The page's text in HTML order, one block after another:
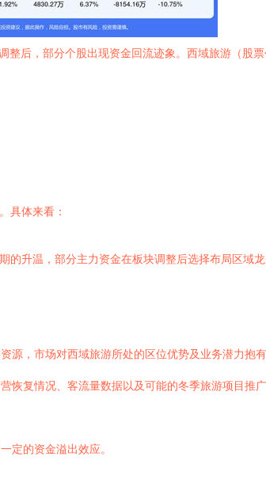
后，部分个股出现资金回流迹象。西域旅游（股
具体来看：
升温，部分主力资金在板块调整后选择布局区域龙
源，市场对西域旅游所处的区位优势及业务潜力抱
恢复情况、客流量数据以及可能的冬季旅游项目推
定的资金溢出效应。